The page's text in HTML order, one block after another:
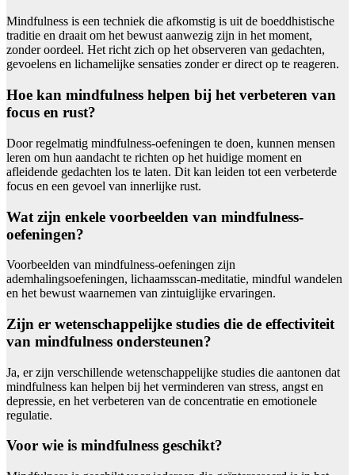
Mindfulness is een techniek die afkomstig is uit de boeddhistische
traditie en draait om het bewust aanwezig zijn in het moment,
zonder oordeel. Het richt zich op het observeren van gedachten,
gevoelens en lichamelijke sensaties zonder er direct op te reageren.
Hoe kan mindfulness helpen bij het verbeteren van
focus en rust?
Door regelmatig mindfulness-oefeningen te doen, kunnen mensen
leren om hun aandacht te richten op het huidige moment en
afleidende gedachten los te laten. Dit kan leiden tot een verbeterde
focus en een gevoel van innerlijke rust.
Wat zijn enkele voorbeelden van mindfulness-
oefeningen?
Voorbeelden van mindfulness-oefeningen zijn
ademhalingsoefeningen, lichaamsscan-meditatie, mindful wandelen
en het bewust waarnemen van zintuiglijke ervaringen.
Zijn er wetenschappelijke studies die de effectiviteit
van mindfulness ondersteunen?
Ja, er zijn verschillende wetenschappelijke studies die aantonen dat
mindfulness kan helpen bij het verminderen van stress, angst en
depressie, en het verbeteren van de concentratie en emotionele
regulatie.
Voor wie is mindfulness geschikt?